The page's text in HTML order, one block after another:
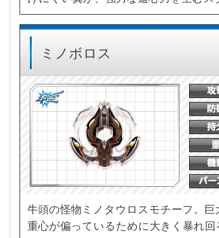
ミノボロス
牛頭の怪物ミノタウロスモチーフ。
重心が偏っているために大きく暴れ